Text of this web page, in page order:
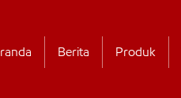
Berita Produk